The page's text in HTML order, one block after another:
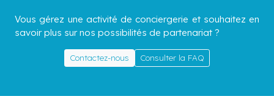
Vous gérez une activité de conciergerie et souhaitez en
savoir plus sur nos possibilités de partenariat ?
Contactez-nous Consulter la FAQ